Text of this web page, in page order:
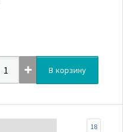
В корзину
18